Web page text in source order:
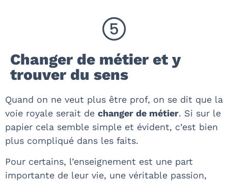
Changer de métier et y
trouver du sens
Quand on ne veut plus être prof, on se dit que la
voie royale serait de changer de métier. Si sur le
papier cela semble simple et évident, c’est bien
plus compliqué dans les faits.
Pour certains, l’enseignement est une part
importante de leur vie, une véritable passion,